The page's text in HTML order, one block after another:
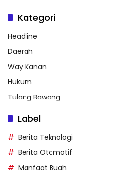
Kategori
Headline
Daerah
Way Kanan
Hukum
Tulang Bawang
Label
Berita Teknologi
Berita Otomotif
Manfaat Buah